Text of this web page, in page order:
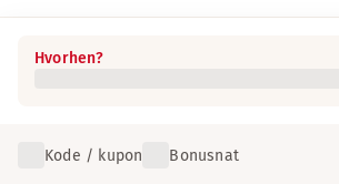
Hvorhen?
Kode / kupon Bonusnat